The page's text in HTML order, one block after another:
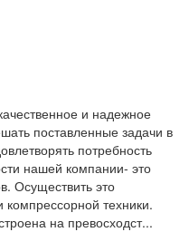
и надежное
поставленные задачи в
потребность
нашей компании- это
Осуществить это
техники.
на превосходст...